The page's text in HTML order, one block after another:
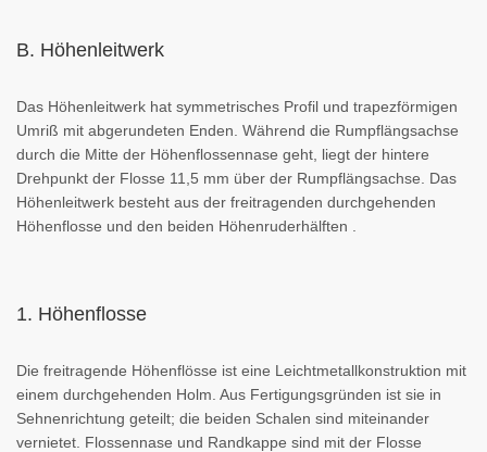
B. Höhenleitwerk
Das Höhenleitwerk hat symmetrisches Profil und trapezförmigen
Umriß mit abgerundeten Enden. Während die Rumpflängsachse
durch die Mitte der Höhenflossennase geht, liegt der hintere
Drehpunkt der Flosse 11,5 mm über der Rumpflängsachse. Das
Höhenleitwerk besteht aus der freitragenden durchgehenden
Höhenflosse und den beiden Höhenruderhälften .
1. Höhenflosse
Die freitragende Höhenflösse ist eine Leichtmetallkonstruktion mit
einem durchgehenden Holm. Aus Fertigungsgründen ist sie in
Sehnenrichtung geteilt; die beiden Schalen sind miteinander
vernietet. Flossennase und Randkappe sind mit der Flosse